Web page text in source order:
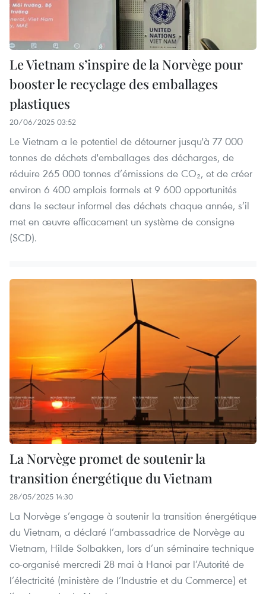
Le Vietnam s’inspire de la Norvège pour
booster le recyclage des emballages
plastiques
20/06/2025 03:52
Le Vietnam a le potentiel de détourner jusqu'à 77 000
tonnes de déchets d'emballages des décharges, de
réduire 265 000 tonnes d’émissions de CO₂, et de créer
environ 6 400 emplois formels et 9 600 opportunités
dans le secteur informel des déchets chaque année, s’il
met en œuvre efficacement un système de consigne
(SCD).
La Norvège promet de soutenir la
transition énergétique du Vietnam
28/05/2025 14:30
La Norvège s’engage à soutenir la transition énergétique
du Vietnam, a déclaré l’ambassadrice de Norvège au
Vietnam, Hilde Solbakken, lors d’un séminaire technique
co-organisé mercredi 28 mai à Hanoi par l’Autorité de
l’électricité (ministère de l’Industrie et du Commerce) et